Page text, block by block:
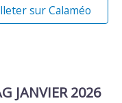
sur Calaméo
JANVIER 2026